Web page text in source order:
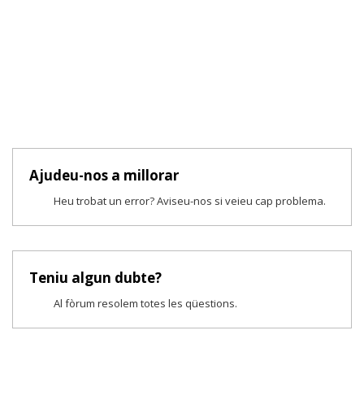
Ajudeu-nos a millorar
Heu trobat un error? Aviseu-nos si veieu cap problema.
Teniu algun dubte?
Al fòrum resolem totes les qüestions.